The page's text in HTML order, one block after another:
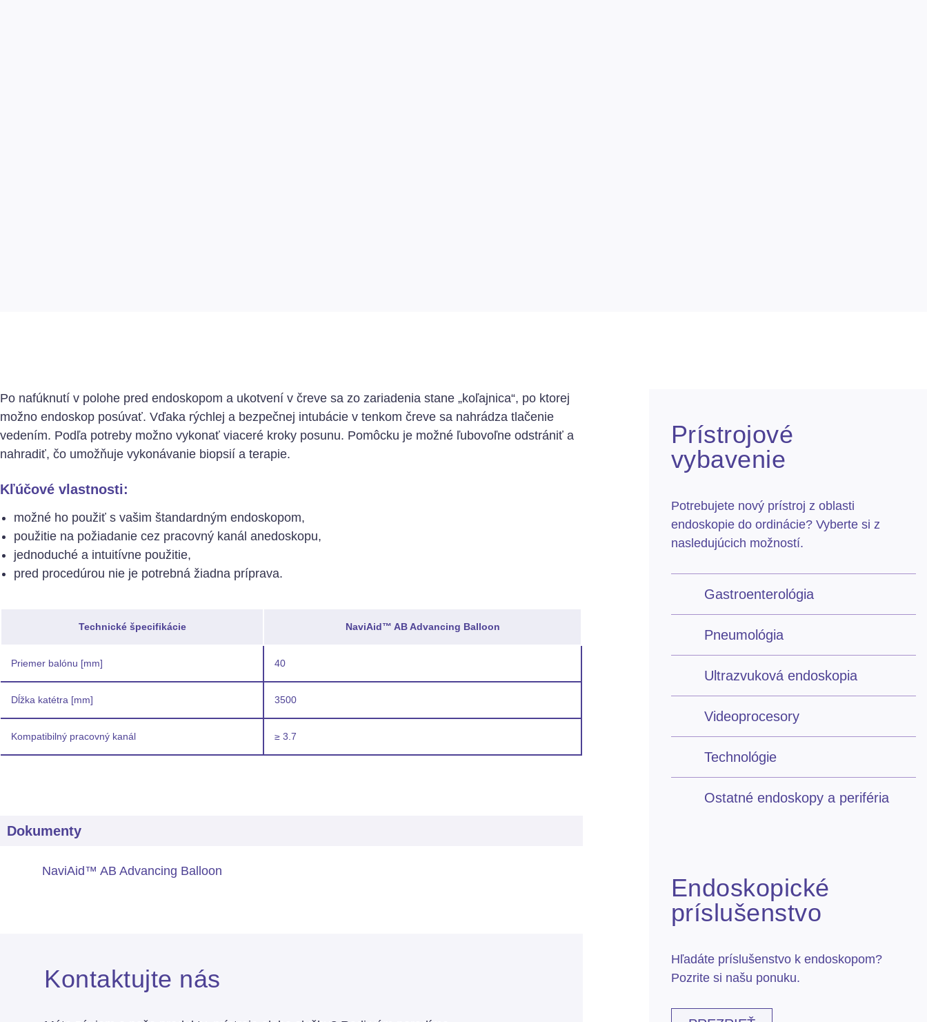
Po nafúknutí v polohe pred endoskopom a ukotvení v čreve sa zo zariadenia stane „koľajnica“, po ktorej
možno endoskop posúvať. Vďaka rýchlej a bezpečnej intubácie v tenkom čreve sa nahrádza tlačenie
vedením. Podľa potreby možno vykonať viaceré kroky posunu. Pomôcku je možné ľubovoľne odstrániť a
nahradiť, čo umožňuje vykonávanie biopsií a terapie.
Kľúčové vlastnosti:
možné ho použiť s vašim štandardným endoskopom,
použitie na požiadanie cez pracovný kanál anedoskopu,
jednoduché a intuitívne použitie,
pred procedúrou nie je potrebná žiadna príprava.
Technické špecifikácie NaviAid™ AB Advancing Balloon
Priemer balónu [mm] 40
Dĺžka katétra [mm] 3500
Kompatibilný pracovný kanál ≥ 3.7
Dokumenty
NaviAid™ AB Advancing Balloon
Kontaktujte nás
Prístrojové
vybavenie
Potrebujete nový prístroj z oblasti
endoskopie do ordinácie? Vyberte si z
nasledujúcich možností.
Gastroenterológia
Pneumológia
Ultrazvuková endoskopia
Videoprocesory
Technológie
Ostatné endoskopy a periféria
Endoskopické
príslušenstvo
Hľadáte príslušenstvo k endoskopom?
Pozrite si našu ponuku.